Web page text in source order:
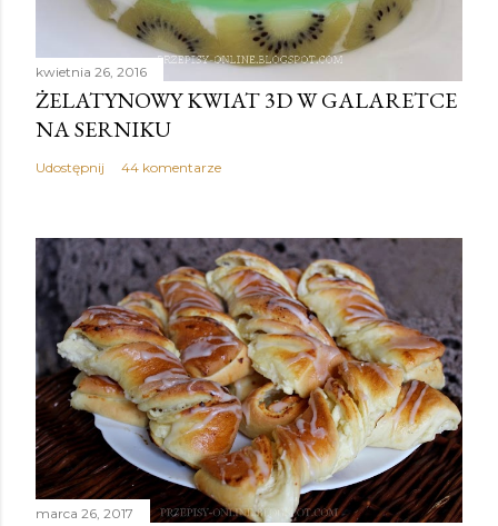
kwietnia 26, 2016
ŻELATYNOWY KWIAT 3D W GALARETCE
NA SERNIKU
Udostępnij 44 komentarze
marca 26, 2017